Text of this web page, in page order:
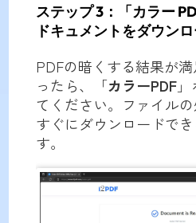
ステップ 3：「カラー
ドキュメントをダウン
PDFの暗くする結果が
ったら、「カラーPDF」
てください。ファイルの
すぐにダウンロードで
す。